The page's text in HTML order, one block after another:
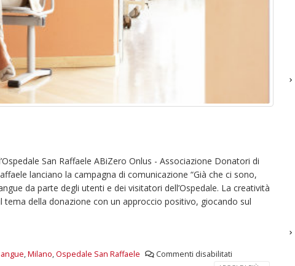
San Raffaele ABiZero Onlus - Associazione Donatori di
lanciano la campagna di comunicazione “Già che ci sono,
da parte degli utenti e dei visitatori dell’Ospedale. La creatività
della donazione con un approccio positivo, giocando sul
,Milano,Ospedale San Raffaele Commenti disabilitati